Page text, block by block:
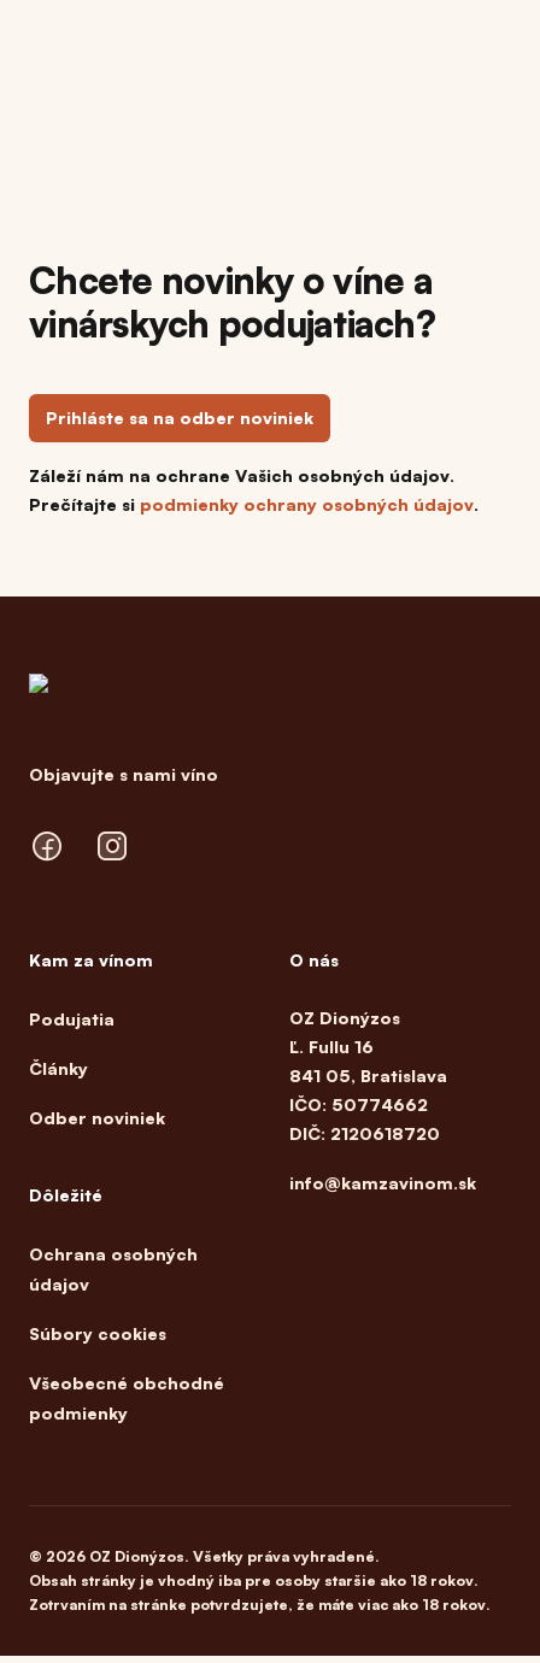
Chcete novinky o víne a
vinárskych podujatiach?
Prihláste sa na odber noviniek
Záleží nám na ochrane Vašich osobných údajov.
Prečítajte si podmienky ochrany osobných údajov.
Objavujte s nami víno
FacebookInstagram
Kam za vínom
Podujatia
Články
Odber noviniek
Dôležité
Ochrana osobných
údajov
Súbory cookies
Všeobecné obchodné
podmienky
O nás
OZ Dionýzos
Ľ. Fullu 16
841 05, Bratislava
IČO: 50774662
DIČ: 2120618720
info@kamzavinom.sk
© 2026 OZ Dionýzos. Všetky práva vyhradené.
Obsah stránky je vhodný iba pre osoby staršie ako 18 rokov.
Zotrvaním na stránke potvrdzujete, že máte viac ako 18 rokov.